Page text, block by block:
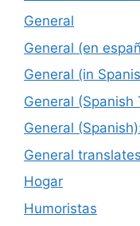
General
General (en
General (in
General (Spanish
General
General
Hogar
Humoristas